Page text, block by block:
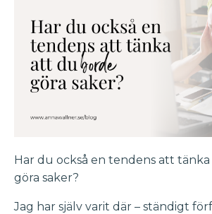
Har du också en tendens att
göra saker?
Jag har själv varit där – ständigt